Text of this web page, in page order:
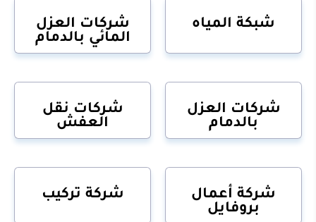
شبكة المياه
شركات العزل
المائي بالدمام
شركات العزل
بالدمام
شركات نقل
العفش
شركة أعمال
بروفايل
شركة تركيب